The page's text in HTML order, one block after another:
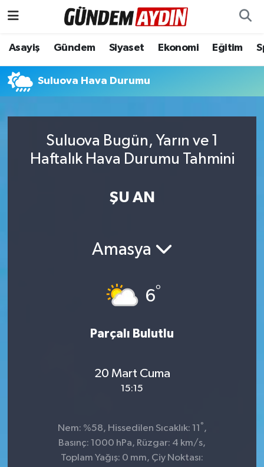
Asayiş Gündem Siyaset Ekonomi Eğitim
Suluova Hava Durumu
Suluova Bugün, Yarın ve 1
Haftalık Hava Durumu Tahmini
ŞU AN
Amasya
6°
Parçalı Bulutlu
20 Mart Cuma
15:15
Nem: %58, Hissedilen Sıcaklık: 11 ° ,
Basınç: 1000 hPa, Rüzgar: 4 km/s,
Toplam Yağış: 0 mm, Çiy Noktası:
Aydın Nöbetçi Eczaneler
Aydın Hava Durumu
Aydın Trafik Yoğunluk Haritası
Süper Lig Puan Durumu ve Fikstür